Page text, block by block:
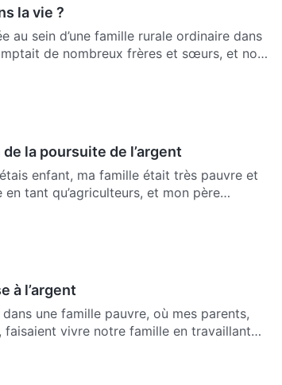
la vie ?
au sein d’une famille rurale ordinaire dans
de nombreux frères et sœurs, et nous
la poursuite de l’argent
enfant, ma famille était très pauvre et
tant qu’agriculteurs, et mon père
à l’argent
une famille pauvre, où mes parents,
faisaient vivre notre famille en travaillant